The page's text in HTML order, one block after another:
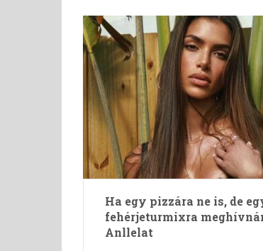
Ha egy pizzára ne is, de
fehérjeturmixra
Anllelat